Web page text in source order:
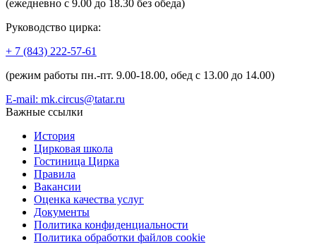
(ежедневно с 9.00 до 18.30 без обеда)
Руководство цирка:
+ 7 (843) 222-57-61
(режим работы пн.-пт. 9.00-18.00, обед с 13.00 до 14.00)
E-mail: mk.circus@tatar.ru
Важные ссылки
История
Цирковая школа
Гостиница Цирка
Правила
Вакансии
Оценка качества услуг
Документы
Политика конфиденциальности
Политика обработки файлов cookie